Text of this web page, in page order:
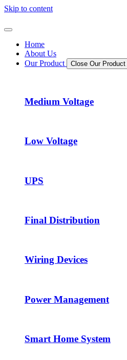
Skip to content
Home
About Us
Our Product
Close Our Product
Medium Voltage
Low Voltage
UPS
Final Distribution
Wiring Devices
Power Management
Smart Home System